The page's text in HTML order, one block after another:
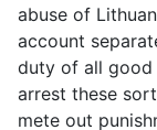
abuse of
account
duty of all good
arrest these
mete out